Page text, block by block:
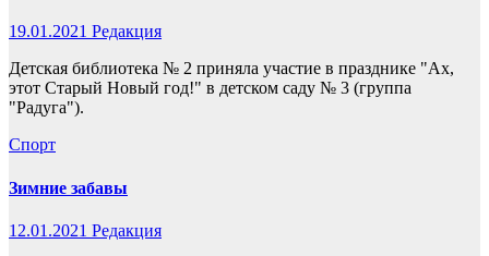
19.01.2021 Редакция
Детская библиотека № 2 приняла участие в празднике "Ах,
этот Старый Новый год!" в детском саду № 3 (группа
"Радуга").
Спорт
Зимние забавы
12.01.2021 Редакция